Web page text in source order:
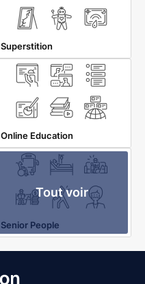
Superstition
Online Education
Tout voir
Senior People